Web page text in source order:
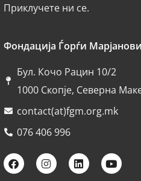
Приклучете ни се.
Фондација Ѓорѓи
Бул. Кочо Рацин 10/2
1000 Скопје, Северна
contact(at)fgm.org.mk
076 406 996